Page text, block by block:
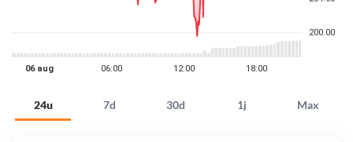
24u 7d 30d 1j Max